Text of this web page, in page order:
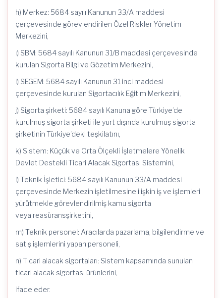
h) Merkez: 5684 sayılı Kanunun 33/A maddesi
çerçevesinde görevlendirilen Özel Riskler Yönetim
Merkezini,
ı) SBM: 5684 sayılı Kanunun 31/B maddesi çerçevesinde
kurulan Sigorta Bilgi ve Gözetim Merkezini,
i) SEGEM: 5684 sayılı Kanunun 31 inci maddesi
çerçevesinde kurulan Sigortacılık Eğitim Merkezini,
j) Sigorta şirketi: 5684 sayılı Kanuna göre Türkiye’de
kurulmuş sigorta şirketi ile yurt dışında kurulmuş sigorta
şirketinin Türkiye’deki teşkilatını,
k) Sistem: Küçük ve Orta Ölçekli İşletmelere Yönelik
Devlet Destekli Ticari Alacak Sigortası Sistemini,
l) Teknik İşletici: 5684 sayılı Kanunun 33/A maddesi
çerçevesinde Merkezin işletilmesine ilişkin iş ve işlemleri
yürütmekle görevlendirilmiş kamu sigorta
veya reasüransşirketini,
m) Teknik personel: Aracılarda pazarlama, bilgilendirme ve
satış işlemlerini yapan personeli,
n) Ticari alacak sigortaları: Sistem kapsamında sunulan
ticari alacak sigortası ürünlerini,
ifade eder.